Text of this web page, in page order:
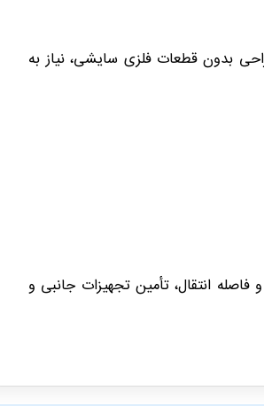
بدون قطعات فلزی سایشی، نیاز به
انتقال، تأمین تجهیزات جانبی و